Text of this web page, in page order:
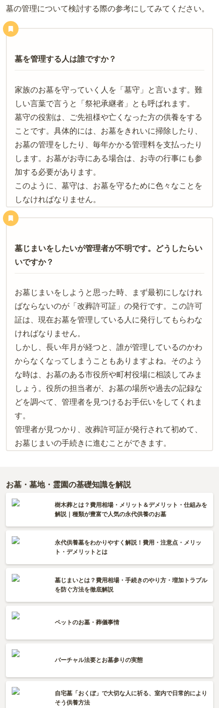
墓の管理について検討する際の参考にしてみてください。
墓を管理する人は誰ですか？
家族のお墓を守っていく人を「墓守」と言います。難
しい言葉で言うと「祭祀承継者」とも呼ばれます。
墓守の役割は、ご先祖様や亡くなった方の供養をする
ことです。具体的には、お墓をきれいに掃除したり、
お墓の管理をしたり、毎年かかる管理料を支払ったり
します。お墓がお寺にある場合は、お寺の行事にも参
加する必要があります。
このように、墓守は、お墓を守るために色々なことを
しなければなりません。
墓じまいをしたいが管理者が不明です。どうしたらい
いですか？
お墓じまいをしようと思った時、まず最初にしなけれ
ばならないのが「改葬許可証」の発行です。この許可
証は、現在お墓を管理している人に発行してもらわな
ければなりません。
しかし、長い年月が経つと、誰が管理しているのかわ
からなくなってしまうこともありますよね。そのよう
な時は、お墓のある市役所や町村役場に相談してみま
しょう。役所の担当者が、お墓の場所や過去の記録な
どを調べて、管理者を見つけるお手伝いをしてくれま
す。
管理者が見つかり、改葬許可証が発行されて初めて、
お墓じまいの手続きに進むことができます。
お墓・墓地・霊園の基礎知識を解説
樹木葬とは？費用相場・メリット＆デメリット・仕組みを
解説｜種類が豊富で人気の永代供養のお墓
永代供養墓をわかりやすく解説！費用・注意点・メリッ
ト・デメリットとは
墓じまいとは？費用相場・手続きのやり方・増加トラブル
を防ぐ方法を徹底解説
ペットのお墓・葬儀事情
バーチャル法要とお墓参りの実態
自宅墓「おくぼ」で大切な人に祈る、室内で日常的により
そう供養方法